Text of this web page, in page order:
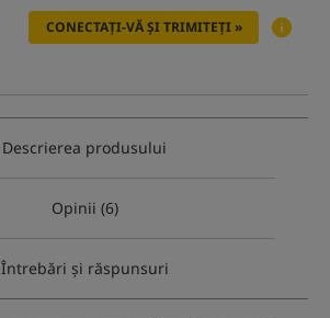
CONECTAȚI-VĂ ȘI TRIMITEȚI »
Descrierea produsului
Opinii (6)
Întrebări și răspunsuri